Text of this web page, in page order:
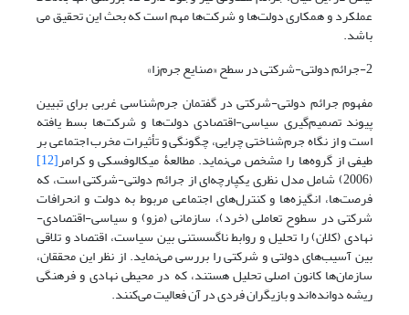
عملکرد و همکاری دولت‌‌‌ها و شرکت‌‌‌ها مهم است که بحث این تحقیق می
باشد.
2-جرائم دولتی-شرکتی در سطح «صنایع جرم‌زا»
مفهوم جرائم دولتی-شرکتی در گفتمان جرم‌شناسی غربی برای تبیین
پیوند تصمیم‌گیری سیاسی-اقتصادی دولت‌‌‌ها و شرکت‌‌‌ها بسط یافته
است و از نگاه جرم‌شناختی چرایی، چگونگی و تأثیرات مخرب اجتماعی بر
طیفی از گروه‌‌‌ها را مشخص می‌نماید. مطالعۀ میکالوفسکی و کرامر[12]
(2006) شامل مدل نظری یکپارچه‌ای از جرائم دولتی-شرکتی است، که
فرصت‌ها، انگیزه‌‌‌ها و کنترل‌‌‌های اجتماعی مربوط به دولت و انحرافات
شرکتی در سطوح تعاملی (خرد)، سازمانی (مزو) و سیاسی-اقتصادی-
نهادی (کلان) را تحلیل و روابط ناگسستنی بین سیاست، اقتصاد و تلاقی
بین آسیب‌‌‌های دولتی و شرکتی را بررسی می‌‌‌نماید. از نظر این محققان،
سازمان‌‌‌ها کانون اصلی تحلیل هستند، که در محیطی نهادی و فرهنگی
ریشه دوانده‌اند و بازیگران فردی در آن فعالیت می‌‌‌کنند.